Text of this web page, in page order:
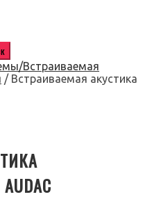
Встраиваемая
/ Встраиваемая акустика